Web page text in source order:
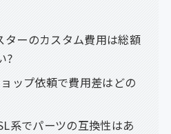
ターのカスタム費用は総額
?
ップ依頼で費用差はどの
系でパーツの互換性はあ